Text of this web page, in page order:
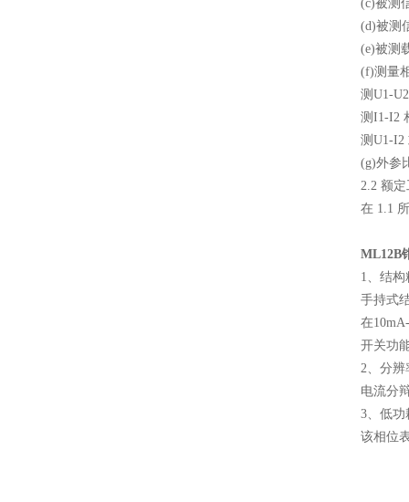
(c)被测
(d)被测
(e)被测
(f)测量
测U1-
测I1-I2
测U1-I2
(g)外参
2.2 额
在 1.1
ML12B
1、结
手持式
在
开关功
2、分辨
电流分
3、低功
该相位